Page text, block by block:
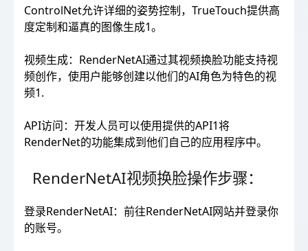
ControlNet允许详细的姿势控制，TrueTouch提供高
度定制和逼真的图像生成1。
视频生成：RenderNetAI通过其视频换脸功能支持视
频创作，使用户能够创建以他们的AI角色为特色的视
频1.
API访问：开发人员可以使用提供的API1将
RenderNet的功能集成到他们自己的应用程序中。
RenderNetAI视频换脸操作步骤：
登录RenderNetAI：前往RenderNetAI网站并登录你
的账号。